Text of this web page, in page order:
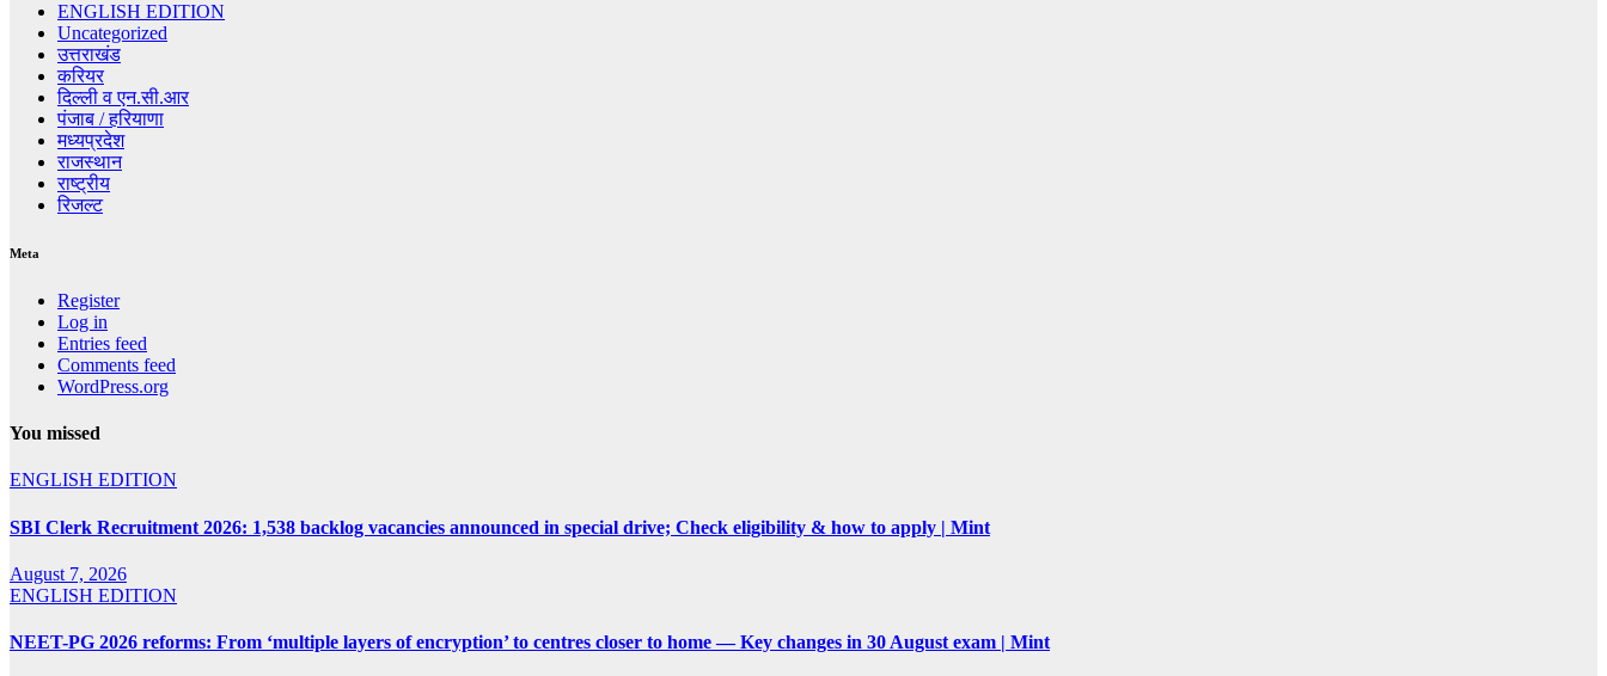
ENGLISH EDITION
Uncategorized
उत्तराखंड
करियर
दिल्ली व एन.सी.आर
पंजाब / हरियाणा
मध्यप्रदेश
राजस्थान
राष्ट्रीय
रिजल्ट
Meta
Register
Log in
Entries feed
Comments feed
WordPress.org
You missed
ENGLISH EDITION
SBI Clerk Recruitment 2026: 1,538 backlog vacancies announced in special drive; Check eligibility & how to apply | Mint
August 7, 2026
ENGLISH EDITION
NEET-PG 2026 reforms: From ‘multiple layers of encryption’ to centres closer to home — Key changes in 30 August exam | Mint